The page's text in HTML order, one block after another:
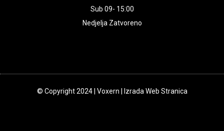
Sub 09- 15:00
Nedjelja Zatvoreno
© Copyright 2024 | Voxern | Izrada Web Stranica